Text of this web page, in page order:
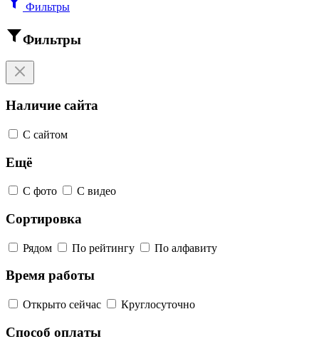
Фильтры
Фильтры
Наличие сайта
С сайтом
Ещё
С фото С видео
Сортировка
Рядом По рейтингу По алфавиту
Время работы
Открыто сейчас Круглосуточно
Способ оплаты